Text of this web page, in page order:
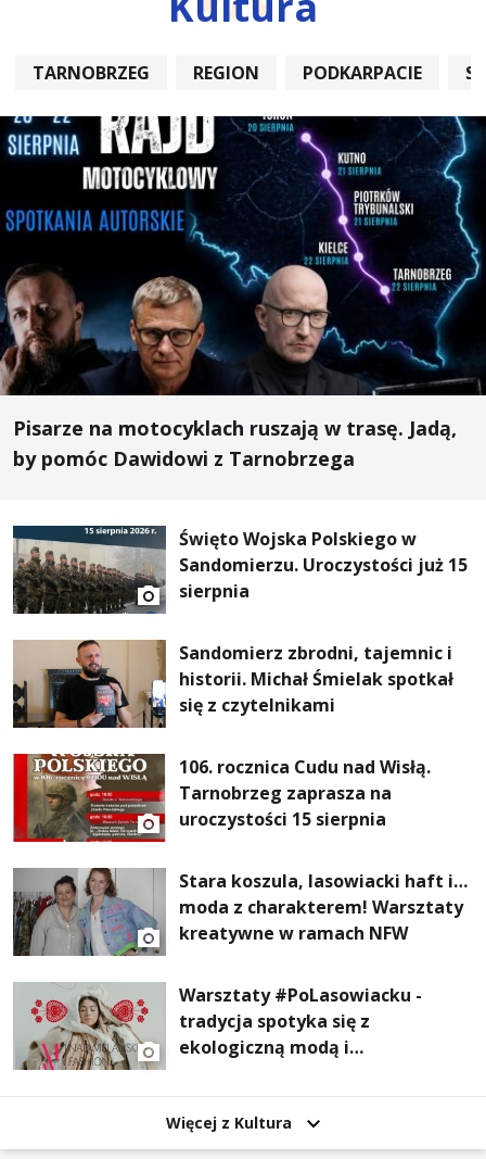
TARNOBRZEG REGION PODKARPACIE
Pisarze na motocyklach ruszają w trasę. Jadą,
by pomóc Dawidowi z Tarnobrzega
Święto Wojska Polskiego w
Sandomierzu. Uroczystości już 15
sierpnia
Sandomierz zbrodni, tajemnic i
historii. Michał Śmielak spotkał
się z czytelnikami
106. rocznica Cudu nad Wisłą.
Tarnobrzeg zaprasza na
uroczystości 15 sierpnia
Stara koszula, lasowiacki haft i…
moda z charakterem! Warsztaty
kreatywne w ramach NFW
Warsztaty #PoLasowiacku -
tradycja spotyka się z
ekologiczną modą i
Więcej z Kultura